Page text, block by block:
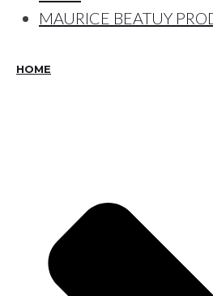
MAURICE BEATUY
HOME